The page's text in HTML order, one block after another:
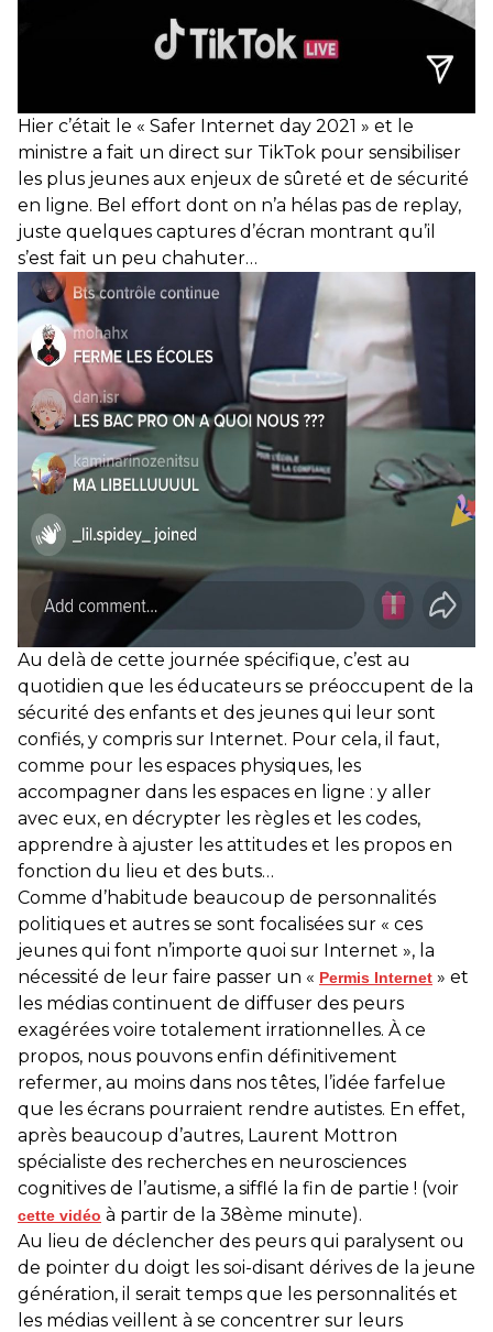
Hier c’était le « Safer Internet day 2021 » et le
ministre a fait un direct sur TikTok pour sensibiliser
les plus jeunes aux enjeux de sûreté et de sécurité
en ligne. Bel effort dont on n’a hélas pas de replay,
juste quelques captures d’écran montrant qu’il
s’est fait un peu chahuter…
Au delà de cette journée spécifique, c’est au
quotidien que les éducateurs se préoccupent de la
sécurité des enfants et des jeunes qui leur sont
confiés, y compris sur Internet. Pour cela, il faut,
comme pour les espaces physiques, les
accompagner dans les espaces en ligne : y aller
avec eux, en décrypter les règles et les codes,
apprendre à ajuster les attitudes et les propos en
fonction du lieu et des buts…
Comme d’habitude beaucoup de personnalités
politiques et autres se sont focalisées sur « ces
jeunes qui font n’importe quoi sur Internet », la
nécessité de leur faire passer un « Permis Internet » et
les médias continuent de diffuser des peurs
exagérées voire totalement irrationnelles. À ce
propos, nous pouvons enfin définitivement
refermer, au moins dans nos têtes, l’idée farfelue
que les écrans pourraient rendre autistes. En effet,
après beaucoup d’autres, Laurent Mottron
spécialiste des recherches en neurosciences
cognitives de l’autisme, a sifflé la fin de partie ! (voir
cette vidéo à partir de la 38ème minute).
Au lieu de déclencher des peurs qui paralysent ou
de pointer du doigt les soi-disant dérives de la jeune
génération, il serait temps que les personnalités et
les médias veillent à se concentrer sur leurs